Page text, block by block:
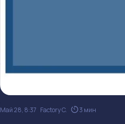
Май 28, 8:37 Factory C. 3 мин